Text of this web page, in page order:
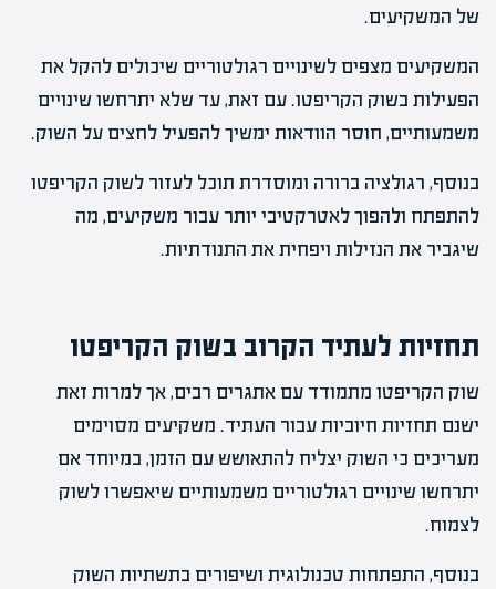
של המשקיעים.
המשקיעים מצפים לשינויים רגולטוריים שיכולים להקל את
הפעילות בשוק הקריפטו. עם זאת, עד שלא יתרחשו שינויים
משמעותיים, חוסר הוודאות ימשיך להפעיל לחצים על השוק.
בנוסף, רגולציה ברורה ומוסדרת תוכל לעזור לשוק הקריפטו
להתפתח ולהפוך לאטרקטיבי יותר עבור משקיעים, מה
שיגביר את הנזילות ויפחית את התנודתיות.
תחזיות לעתיד הקרוב בשוק הקריפטו
שוק הקריפטו מתמודד עם אתגרים רבים, אך למרות זאת
ישנם תחזיות חיוביות עבור העתיד. משקיעים מסוימים
מעריכים כי השוק יצליח להתאושש עם הזמן, במיוחד אם
יתרחשו שינויים רגולטוריים משמעותיים שיאפשרו לשוק
לצמוח.
בנוסף, התפתחות טכנולוגית ושיפורים בתשתיות השוק